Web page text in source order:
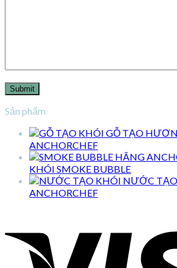
Sản phẩm
GỖ TẠO
ANCHORCHEF
KHÓI SMOKE BUBBLE
NƯỚC
ANCHORCHEF